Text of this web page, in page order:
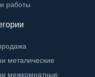
работы
металические
межкомнатные